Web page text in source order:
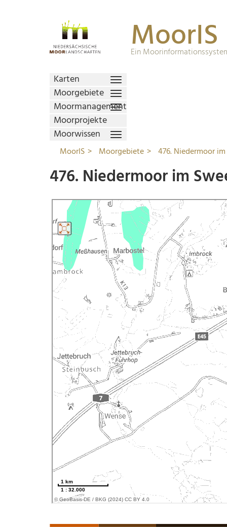
MoorIS
Ein
Karten
Moorgebiete
Moormanagement
Moorprojekte
Moorwissen
MoorIS Moorgebiete 476. Niedermoor
476. Niedermoor im